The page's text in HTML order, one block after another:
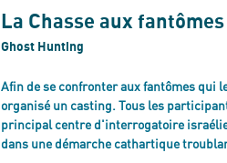
La Chasse aux fantômes
Ghost Hunting
Afin de se confronter aux fantômes qui
organisé un casting. Tous les
principal centre d'interrogatoire
dans une démarche cathartique